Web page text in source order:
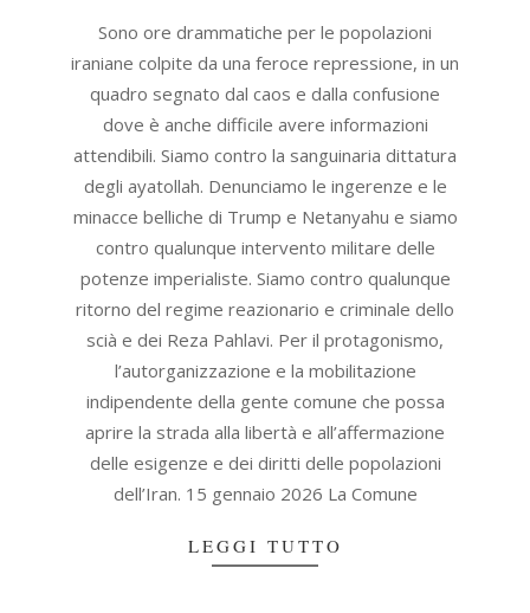
Sono ore drammatiche per le popolazioni
iraniane colpite da una feroce repressione, in un
quadro segnato dal caos e dalla confusione
dove è anche difficile avere informazioni
attendibili. Siamo contro la sanguinaria dittatura
degli ayatollah. Denunciamo le ingerenze e le
minacce belliche di Trump e Netanyahu e siamo
contro qualunque intervento militare delle
potenze imperialiste. Siamo contro qualunque
ritorno del regime reazionario e criminale dello
scià e dei Reza Pahlavi. Per il protagonismo,
l’autorganizzazione e la mobilitazione
indipendente della gente comune che possa
aprire la strada alla libertà e all’affermazione
delle esigenze e dei diritti delle popolazioni
dell’Iran. 15 gennaio 2026 La Comune
LEGGI TUTTO